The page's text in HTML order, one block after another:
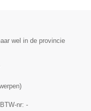
wel in de provincie
)
, BTW-nr: -